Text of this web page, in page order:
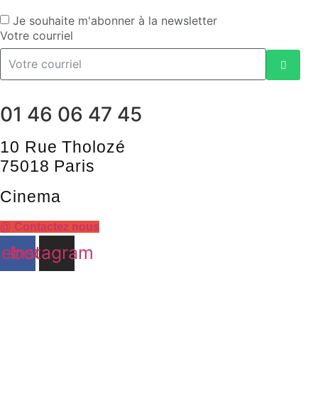
Je souhaite m'abonner à la newsletter
Votre courriel
01 46 06 47 45
10 Rue Tholozé
75018 Paris
Cinema
@ Contactez nous
Instagram